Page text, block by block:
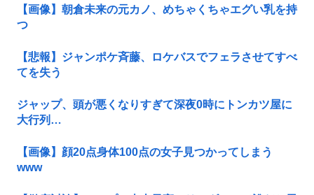
【画像】朝倉未来の元カノ、めちゃくちゃエグい乳を持
つ
【悲報】ジャンポケ斉藤、ロケバスでフェラさせてすべ
てを失う
ジャップ、頭が悪くなりすぎて深夜0時にトンカツ屋に
大行列…
【画像】顔20点身体100点の女子見つかってしまう
www